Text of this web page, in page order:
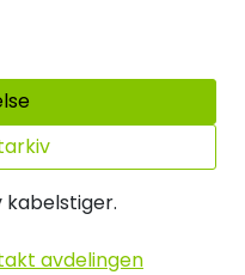
avdelingen